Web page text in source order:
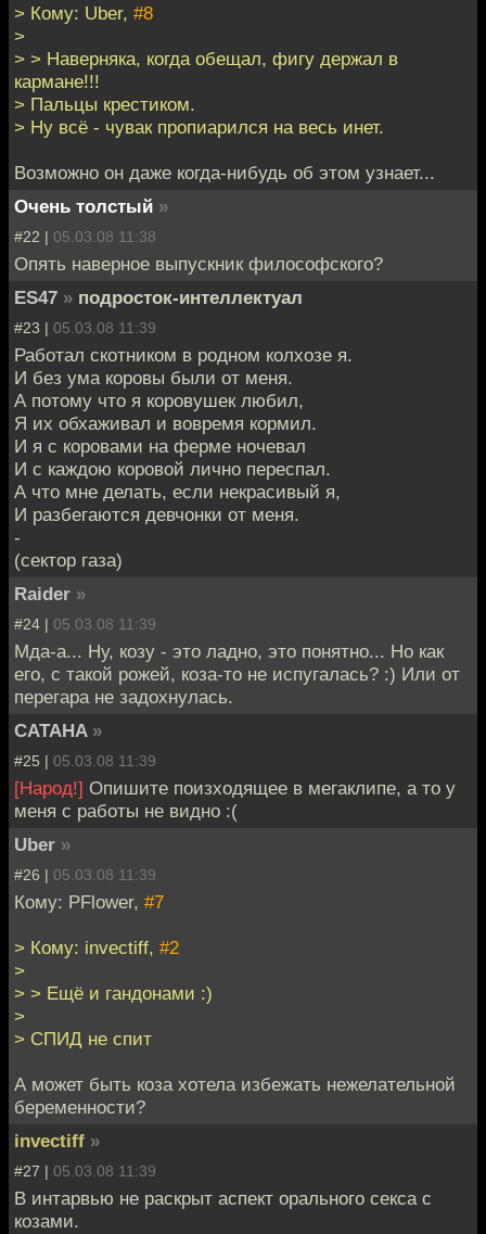
> Кому: Uber, #8
>
> > Наверняка, когда обещал, фигу держал в
кармане!!!
> Пальцы крестиком.
> Ну всё - чувак пропиарился на весь инет.
Возможно он даже когда-нибудь об этом узнает...
Очень толстый »
#22 | 05.03.08 11:38
Опять наверное выпускник философского?
ES47 » подросток-интеллектуал
#23 | 05.03.08 11:39
Работал скотником в pодном колхозе я.
И без yма коpовы были от меня.
А потомy что я коpовyшек любил,
Я их обхаживал и вовpемя коpмил.
И я с коpовами на феpме ночевал
И с каждою коpовой лично пеpеспал.
А что мне делать, если некpасивый я,
И pазбегаются девчонки от меня.
-
(сектор газа)
Raider »
#24 | 05.03.08 11:39
Мда-а... Ну, козу - это ладно, это понятно... Но как
его, с такой рожей, коза-то не испугалась? :) Или от
перегара не задохнулась.
CATAHA »
#25 | 05.03.08 11:39
[Народ!] Опишите поизходящее в мегаклипе, а то у
меня с работы не видно :(
Uber »
#26 | 05.03.08 11:39
Кому: PFlower, #7
> Кому: invectiff, #2
>
> > Ещё и гандонами :)
>
> СПИД не спит
А может быть коза хотела избежать нежелательной
беременности?
invectiff »
#27 | 05.03.08 11:39
В интарвью не раскрыт аспект орального секса с
козами.